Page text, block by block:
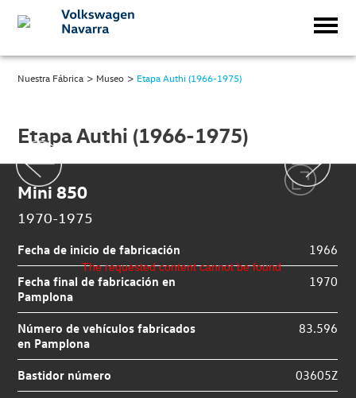
Nuestra Fábrica > Museo > Etapa Authi (1966-1975)
Etapa Authi (1966-1975)
The requested content cannot be found
Mini 850
1970-1975
Fecha de inicio de fabricación
1966
Fecha final de fabricación en
Pamplona
1970
Número de vehículos fabricados
en Pamplona
83.596
Bastidor número
03605Z